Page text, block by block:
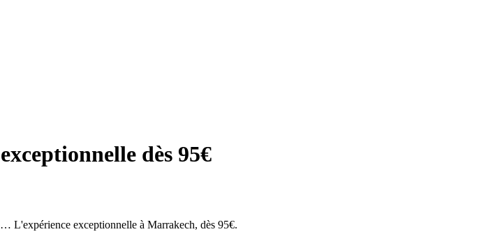
dès 95€
L'expérience exceptionnelle à Marrakech, dès 95€.